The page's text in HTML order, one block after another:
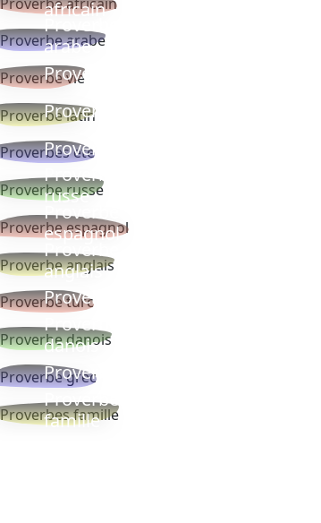
africain
Proverbe
arabe
Proverbe vie
Proverbe latin
Proverbes ete
Proverbe
russe
Proverbe
espagnol
Proverbe
anglais
Proverbe turc
Proverbe
danois
Proverbe grec
Proverbes
famille